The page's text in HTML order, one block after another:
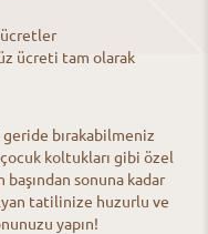
ücretler
ücreti tam olarak
bırakabilmeniz
koltukları gibi özel
sonuna kadar
tatilinize huzurlu ve
yapın!